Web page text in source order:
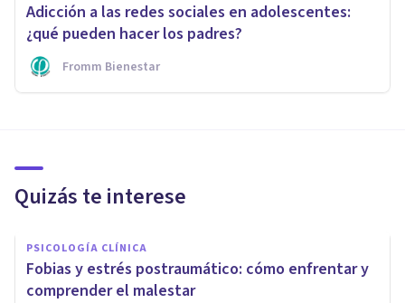
Adicción a las redes sociales en adolescentes:
¿qué pueden hacer los padres?
Fromm Bienestar
Quizás te interese
PSICOLOGÍA CLÍNICA
Fobias y estrés postraumático: cómo enfrentar y
comprender el malestar